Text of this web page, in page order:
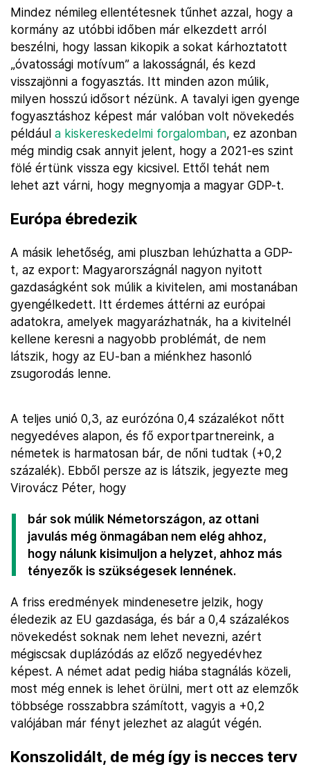
Mindez némileg ellentétesnek tűnhet azzal, hogy a
kormány az utóbbi időben már elkezdett arról
beszélni, hogy lassan kikopik a sokat kárhoztatott
„óvatossági motívum” a lakosságnál, és kezd
visszajönni a fogyasztás. Itt minden azon múlik,
milyen hosszú idősort nézünk. A tavalyi igen gyenge
fogyasztáshoz képest már valóban volt növekedés
például a kiskereskedelmi forgalomban, ez azonban
még mindig csak annyit jelent, hogy a 2021-es szint
fölé értünk vissza egy kicsivel. Ettől tehát nem
lehet azt várni, hogy megnyomja a magyar GDP-t.
Európa ébredezik
A másik lehetőség, ami pluszban lehúzhatta a GDP-
t, az export: Magyarországnál nagyon nyitott
gazdaságként sok múlik a kivitelen, ami mostanában
gyengélkedett. Itt érdemes áttérni az európai
adatokra, amelyek magyarázhatnák, ha a kivitelnél
kellene keresni a nagyobb problémát, de nem
látszik, hogy az EU-ban a miénkhez hasonló
zsugorodás lenne.
A teljes unió 0,3, az eurózóna 0,4 százalékot nőtt
negyedéves alapon, és fő exportpartnereink, a
németek is harmatosan bár, de nőni tudtak (+0,2
százalék). Ebből persze az is látszik, jegyezte meg
Virovácz Péter, hogy
bár sok múlik Németországon, az ottani
javulás még önmagában nem elég ahhoz,
hogy nálunk kisimuljon a helyzet, ahhoz más
tényezők is szükségesek lennének.
A friss eredmények mindenesetre jelzik, hogy
éledezik az EU gazdasága, és bár a 0,4 százalékos
növekedést soknak nem lehet nevezni, azért
mégiscsak duplázódás az előző negyedévhez
képest. A német adat pedig hiába stagnálás közeli,
most még ennek is lehet örülni, mert ott az elemzők
többsége rosszabbra számított, vagyis a +0,2
valójában már fényt jelezhet az alagút végén.
Konszolidált, de még így is necces terv